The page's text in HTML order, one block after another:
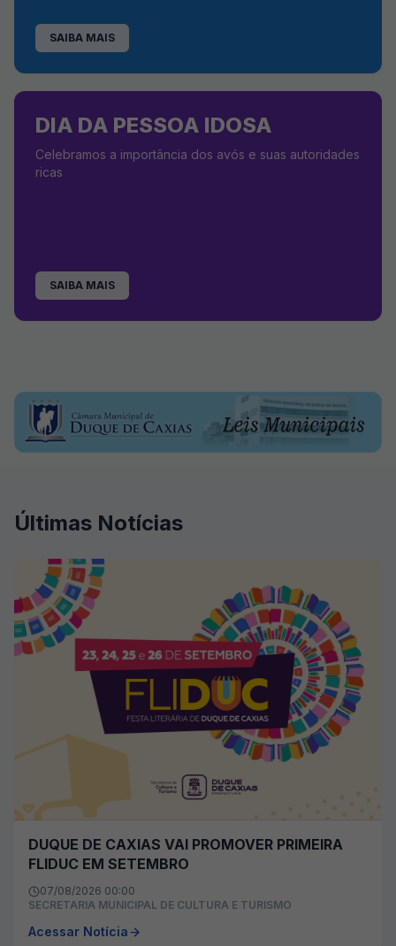
SAIBA MAIS
DIA DA PESSOA IDOSA
Celebramos a importância dos avós e suas autoridades
ricas
SAIBA MAIS
Últimas Notícias
DUQUE DE CAXIAS VAI PROMOVER PRIMEIRA
FLIDUC EM SETEMBRO
07/08/2026 00:00
SECRETARIA MUNICIPAL DE CULTURA E TURISMO
Acessar Notícia